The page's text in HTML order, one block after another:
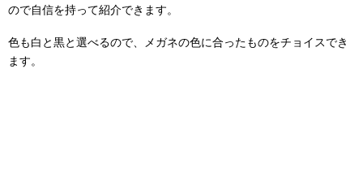
ので自信を持って紹介できます。
色も白と黒と選べるので、メガネの色に合ったものをチョイスでき
ます。